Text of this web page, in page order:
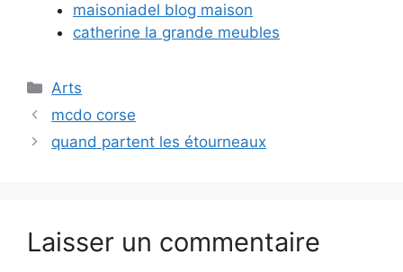
maisoniadel blog maison
catherine la grande meubles
Catégories
Arts
mcdo corse
quand partent les étourneaux
Laisser un commentaire